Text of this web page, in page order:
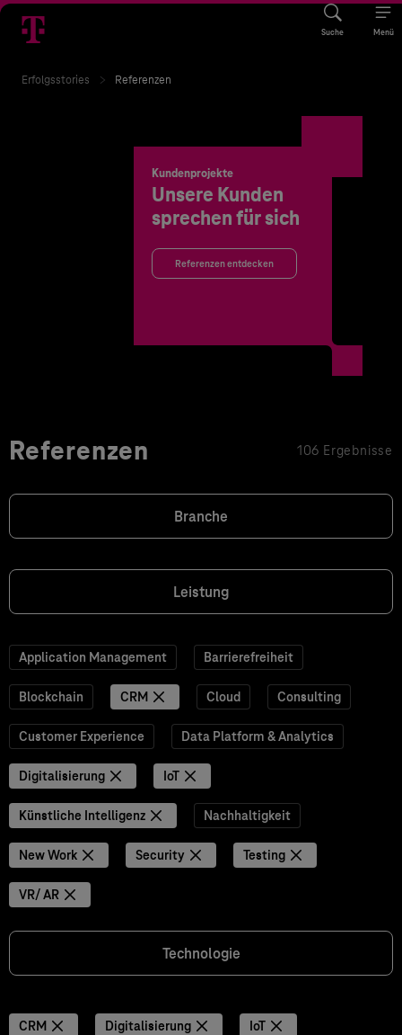
Suche Menü
Erfolgsstories Referenzen
Kundenprojekte
Unsere Kunden
sprechen für sich
Referenzen entdecken
Referenzen 106 Ergebnisse
Branche
Leistung
Application Management Barrierefreiheit
Blockchain CRM Cloud Consulting
Customer Experience Data Platform & Analytics
Digitalisierung IoT
Künstliche Intelligenz Nachhaltigkeit
New Work Security Testing
VR/ AR
Technologie
CRM Digitalisierung IoT